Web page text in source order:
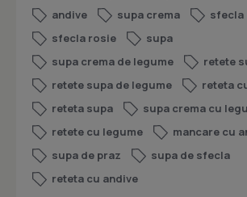
andive
supa crema
sfecla
sfecla rosie
supa
supa crema de legume
retete
retete supa de legume
reteta
reteta supa
supa crema cu
retete cu legume
mancare cu
supa de praz
supa de sfecla
reteta cu andive